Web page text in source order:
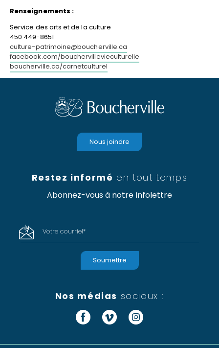
Renseignements :
Service des arts et de la culture
450 449-8651
culture-patrimoine@boucherville.ca
facebook.com/bouchervillevieculturelle
boucherville.ca/carnetculturel
Restez informé en tout temps
Abonnez-vous à notre Infolettre
Votre courriel*
Nous joindre
Nos médias sociaux :
Facebook
VimeoInstagram